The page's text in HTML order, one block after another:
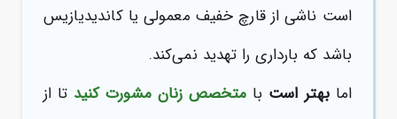
است ناشی از قارچ خفیف معمولی یا کاندیدیازیس
باشد که بارداری را تهدید نمی‌کند.
امابهتر است با متخصص زنان مشورت کنید تا از